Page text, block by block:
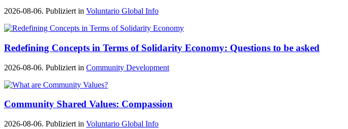
2026-08-06. Publiziert in Voluntario Global Info
Redefining Concepts in Terms of Solidarity Economy: Questions to be asked
2026-08-06. Publiziert in Community Development
Community Shared Values: Compassion
2026-08-06. Publiziert in Voluntario Global Info